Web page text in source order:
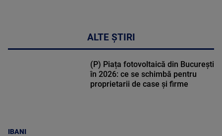
ALTE ȘTIRI
IBANI
(P) Piața fotovoltaică din București
în 2026: ce se schimbă pentru
proprietarii de case și firme